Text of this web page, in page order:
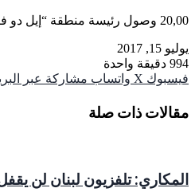
20,00 وصول رئيسة منطقة “إيل دو فرانس” أن بيكيريس، إلى مطار رفيق الحريري الدولي – بيروت.
يوليو 15, 2017
994 دقيقة واحدة
فيسبوك ‫X واتساب مشاركة عبر
مقالات ذات صلة
المكاري: تلفزيون لبنان لن